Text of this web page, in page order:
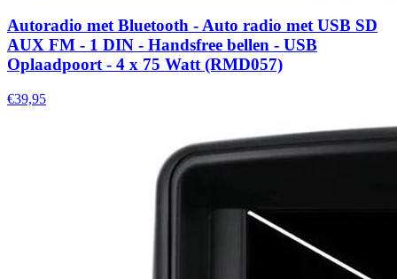
Autoradio met Bluetooth - Auto radio met USB SD
AUX FM - 1 DIN - Handsfree bellen - USB
Oplaadpoort - 4 x 75 Watt (RMD057)
€39,95